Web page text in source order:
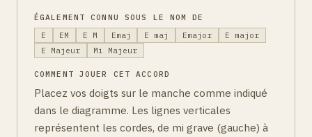
ÉGALEMENT CONNU SOUS LE NOM DE
E
EM E M Emaj E maj Emajor
E major
E Majeur
Mi Majeur
COMMENT JOUER CET ACCORD
Placez vos doigts sur le manche comme indiqué
dans le diagramme. Les lignes verticales
représentent les cordes, de mi grave (gauche) à